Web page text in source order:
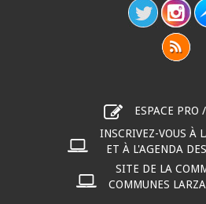
ESPACE PRO
INSCRIVEZ-VOUS À
ET À L'AGENDA
SITE DE LA
COMMUNES